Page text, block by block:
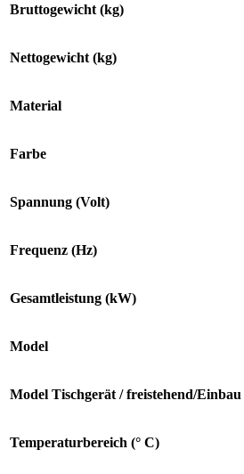
Bruttogewicht (kg)
Nettogewicht (kg)
Material
Farbe
Spannung (Volt)
Frequenz (Hz)
Gesamtleistung (kW)
Model
Model Tischgerät / freistehend/Einbau
Temperaturbereich (° C)